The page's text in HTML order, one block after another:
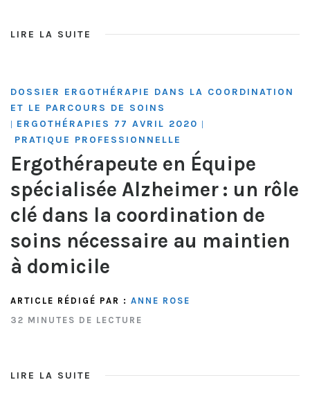
LIRE LA SUITE
DOSSIER ERGOTHÉRAPIE DANS LA COORDINATION
ET LE PARCOURS DE SOINS
| ERGOTHÉRAPIES 77 AVRIL 2020 |
PRATIQUE PROFESSIONNELLE
Ergothérapeute en Équipe
spécialisée Alzheimer : un rôle
clé dans la coordination de
soins nécessaire au maintien
à domicile
ARTICLE RÉDIGÉ PAR : ANNE ROSE
32 MINUTES DE LECTURE
LIRE LA SUITE